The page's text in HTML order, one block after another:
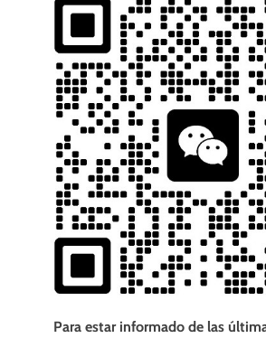
Para estar informado de las